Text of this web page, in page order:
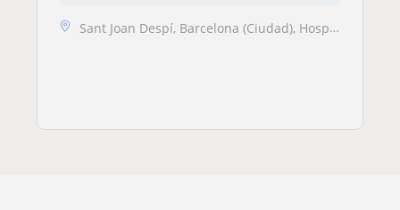
Sant Joan Despí, Barcelona (Ciudad), Hospitalet de Llobregat, Cornellà...